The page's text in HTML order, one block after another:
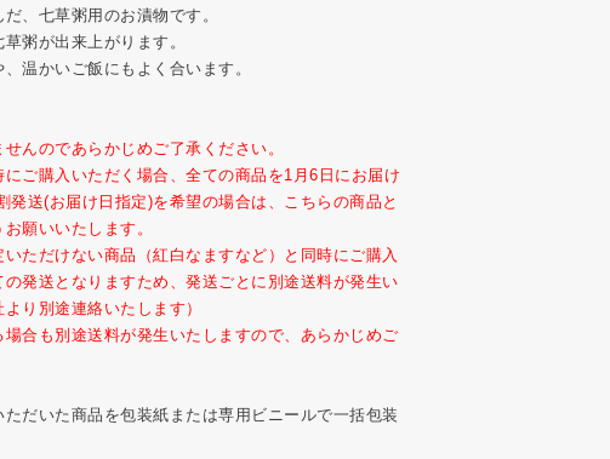
、七草粥用のお漬物です。
粥が出来上がります。
温かいご飯にもよく合います。
んのであらかじめご了承ください。
ご購入いただく場合、全ての商品を1月6日にお届け
発送(お届け日指定)を希望の場合は、こちらの商品と
願いいたします。
ただけない商品（紅白なますなど）と同時にご購入
発送となりますため、発送ごとに別途送料が発生い
り別途連絡いたします）
合も別途送料が発生いたしますので、あらかじめご
だいた商品を包装紙または専用ビニールで一括包装